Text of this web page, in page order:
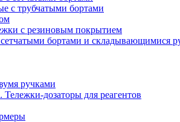
с трубчатыми бортами
с резиновым покрытием
бортами и складывающимися
ручками
дозаторы для реагентов